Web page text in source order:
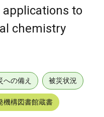
to
chemistry
への備え 被災状況
機構図書館蔵書